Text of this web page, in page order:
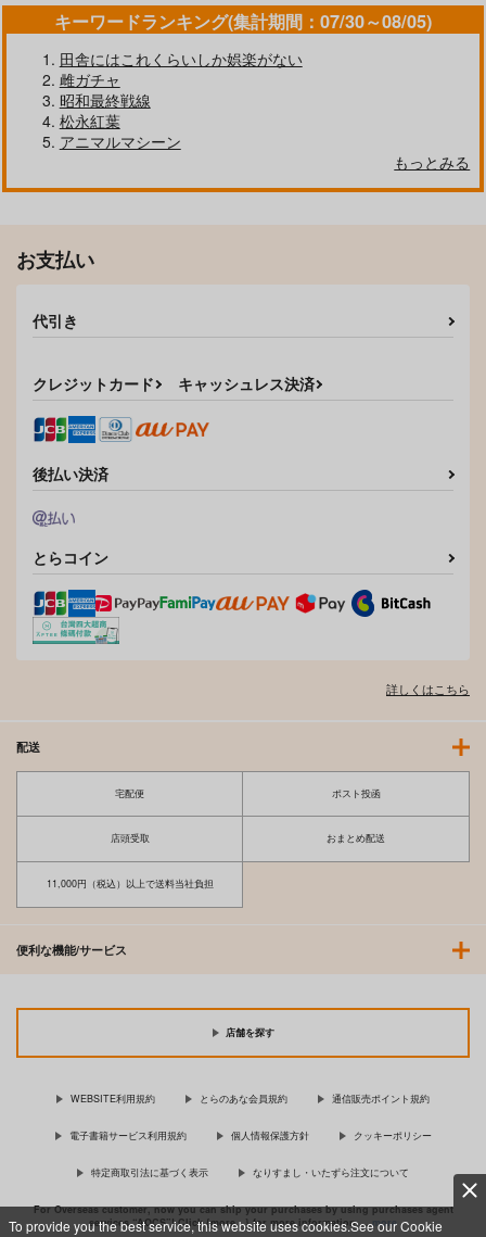
To provide you the best service, this website uses cookies.See our Cookie
キーワードランキング(集計期間：07/30～08/05)
田舎にはこれくらいしか娯楽がない
雌ガチャ
昭和最終戦線
松永紅葉
アニマルマシーン
もっとみる
お支払い
代引き
クレジットカード キャッシュレス決済
後払い決済
とらコイン
詳しくはこちら
配送
宅配便 ポスト投函
店頭受取 おまとめ配送
11,000円（税込）以上で送料当社負担
便利な機能/サービス
店舗を探す
WEBSITE利用規約 とらのあな会員規約 通信販売ポイント規約
電子書籍サービス利用規約 個人情報保護方針 クッキーポリシー
特定商取引法に基づく表示 なりすまし・いたずら注文について
For Overseas customer, now you can ship your purchases by using purchases agent
services “AOCS”! Click {more…} for more information …more